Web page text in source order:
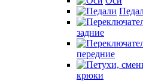
задние
передние
крюки